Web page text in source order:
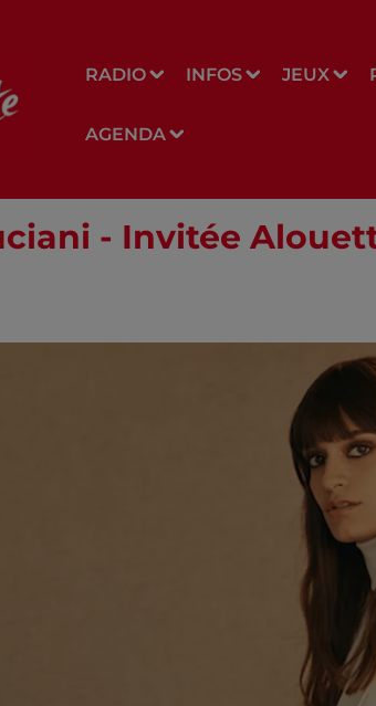
RADIO INFOS JEUX
AGENDA
- Invitée